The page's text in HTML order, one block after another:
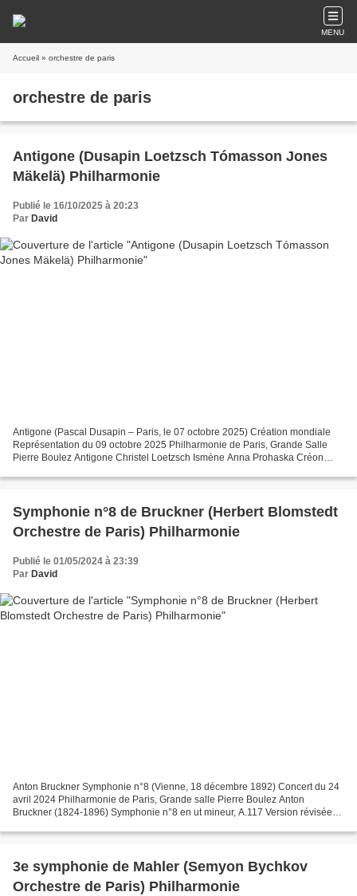
MENU
Accueil » orchestre de paris
orchestre de paris
Antigone (Dusapin Loetzsch Tómasson Jones
Mäkelä) Philharmonie
Publié le 16/10/2025 à 20:23
Par David
Antigone (Pascal Dusapin – Paris, le 07 octobre 2025) Création mondiale
Représentation du 09 octobre 2025 Philharmonie de Paris, Grande Salle
Pierre Boulez Antigone Christel Loetzsch Ismène Anna Prohaska Créon
Symphonie n°8 de Bruckner (Herbert Blomstedt
Orchestre de Paris) Philharmonie
Publié le 01/05/2024 à 23:39
Par David
Anton Bruckner Symphonie n°8 (Vienne, 18 décembre 1892) Concert du 24
avril 2024 Philharmonie de Paris, Grande salle Pierre Boulez Anton
Bruckner (1824-1896) Symphonie n°8 en ut mineur, A.117 Version révisée
3e symphonie de Mahler (Semyon Bychkov
Orchestre de Paris) Philharmonie